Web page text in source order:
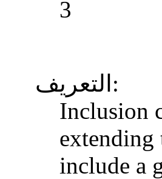
3
التعريف:
Inclusion
extending
include a